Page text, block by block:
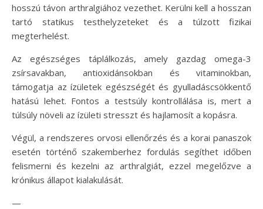
hosszú távon arthralgiához vezethet. Kerülni kell a hosszan
tartó statikus testhelyzeteket és a túlzott fizikai
megterhelést.
Az egészséges táplálkozás, amely gazdag omega-3
zsírsavakban, antioxidánsokban és vitaminokban,
támogatja az ízületek egészségét és gyulladáscsökkentő
hatású lehet. Fontos a testsúly kontrollálása is, mert a
túlsúly növeli az ízületi stresszt és hajlamosít a kopásra.
Végül, a rendszeres orvosi ellenőrzés és a korai panaszok
esetén történő szakemberhez fordulás segíthet időben
felismerni és kezelni az arthralgiát, ezzel megelőzve a
krónikus állapot kialakulását.
—